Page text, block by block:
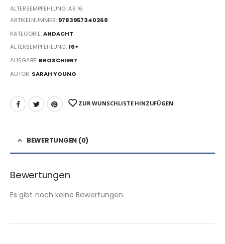
ALTERSEMPFEHLUNG: AB 16
ARTIKELNUMMER: 9783957340269
KATEGORIE:ANDACHT
ALTERSEMPFEHLUNG:16+
AUSGABE: BROSCHIERT
AUTOR: SARAH YOUNG
ZUR WUNSCHLISTE HINZUFÜGEN
BEWERTUNGEN (0)
Bewertungen
Es gibt noch keine Bewertungen.